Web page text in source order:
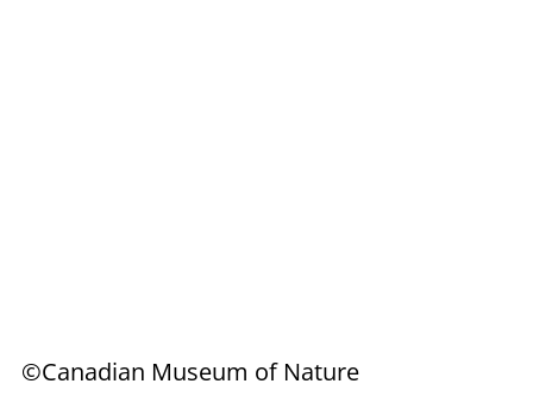
©Canadian Museum of Nature